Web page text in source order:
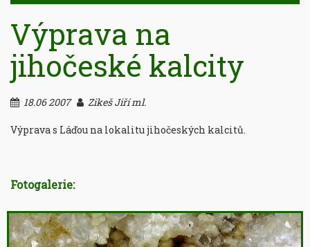
Výprava na
jihočeské kalcity
18.06 2007 Zikeš Jiří ml.
Výprava s Láďou na lokalitu jihočeských kalcitů.
Fotogalerie: